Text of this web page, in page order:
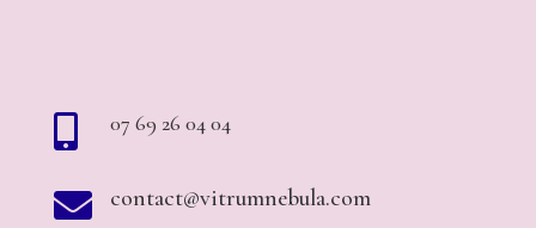
 07 69 26 04 04
 contact@vitrumnebula.com